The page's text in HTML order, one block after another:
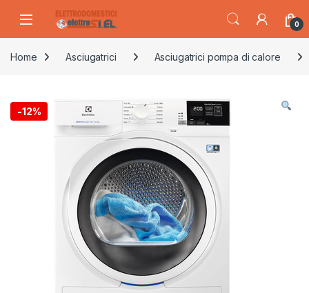
0
Home Asciugatrici Asciugatrici pompa di calore
-12%